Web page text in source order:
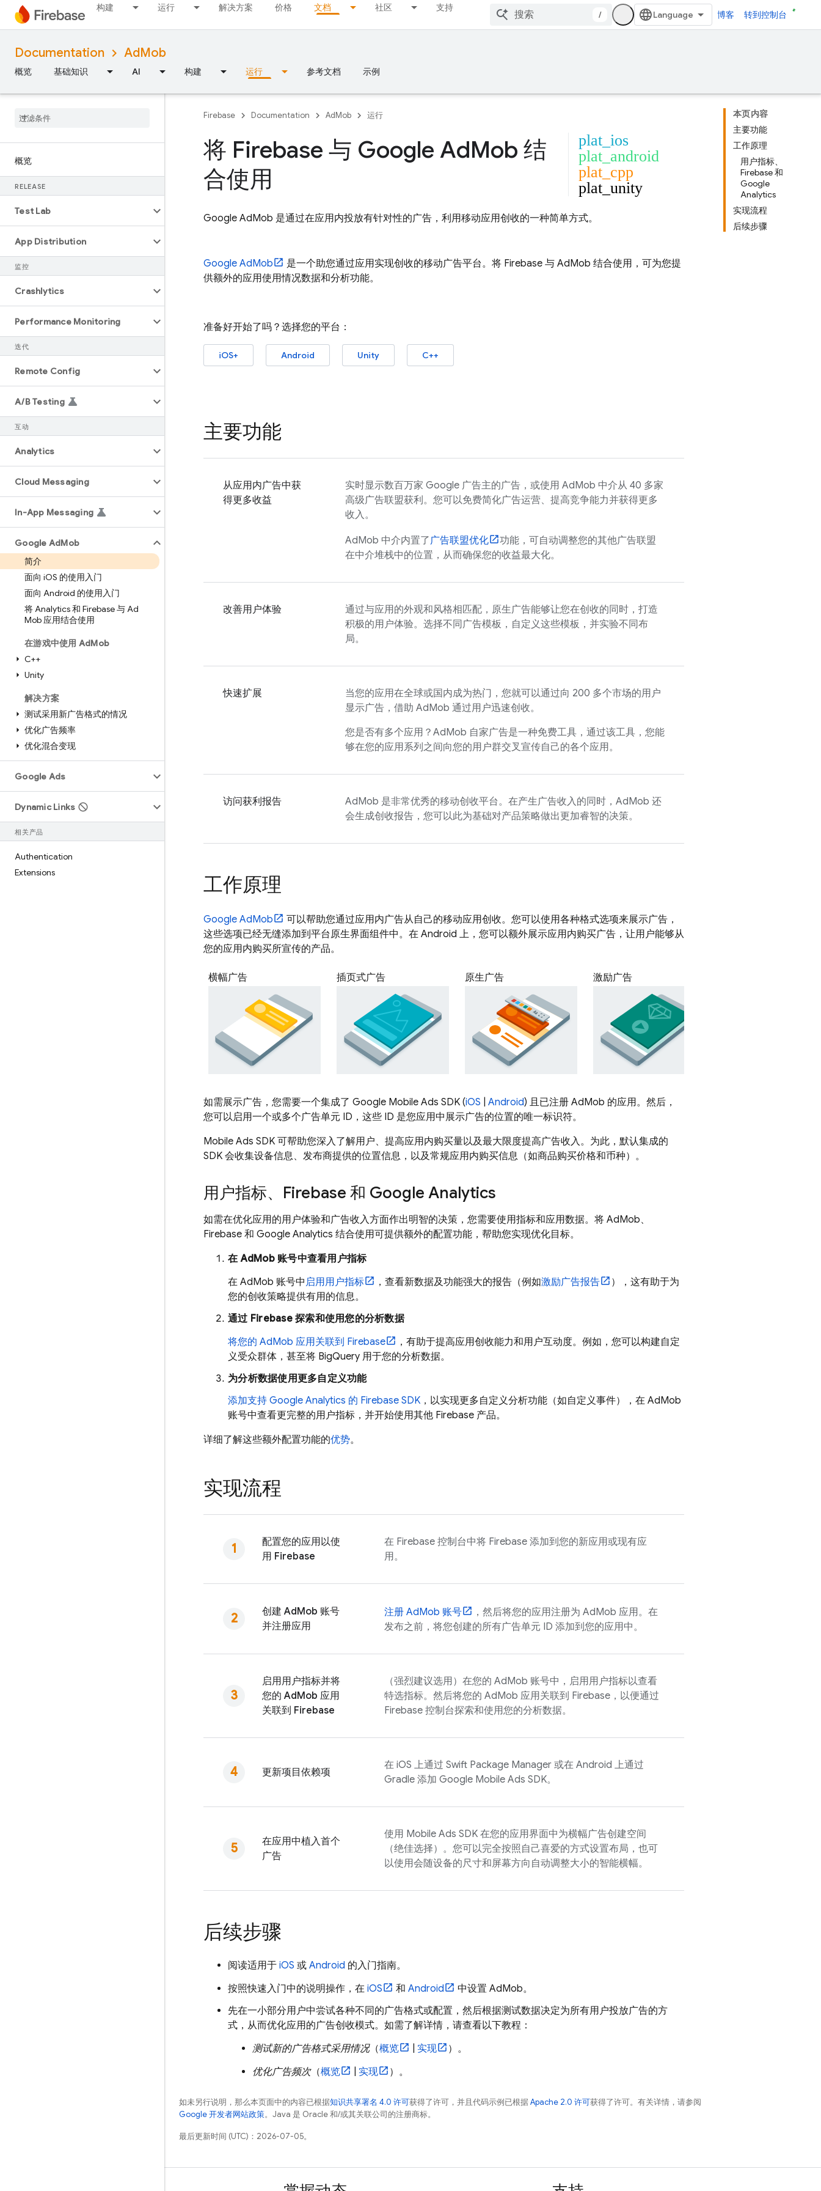
构建 运行 解决方案 价格 文档 社区 支持
/ 博客 转到控制台
Documentation AdMob
概览 基础知识 AI 构建 运行 参考文档 示例
概览
RELEASE
Test Lab
App Distribution
监控
Crashlytics
Performance Monitoring
迭代
Remote Config
A/B Testing
互动
Analytics
Cloud Messaging
In-App Messaging
Google AdMob
简介
面向 iOS 的使用入门
面向 Android 的使用入门
将 Analytics 和 Firebase 与 Ad
Mob 应用结合使用
在游戏中使用 AdMob
C++
Unity
解决方案
测试采用新广告格式的情况
优化广告频率
优化混合变现
Google Ads
Dynamic Links
相关产品
Authentication
Extensions
本页内容
主要功能
工作原理
用户指标、
Firebase 和
Google
Analytics
实现流程
后续步骤
Firebase Documentation AdMob 运行
将 Firebase 与 Google AdMob 结
合使用
plat_ios
plat_android
plat_cpp
plat_unity
Google AdMob 是通过在应用内投放有针对性的广告，利用移动应用创收的一种简单方式。
Google AdMob 是一个助您通过应用实现创收的移动广告平台。将 Firebase 与 AdMob 结合使用，可为您提
供额外的应用使用情况数据和分析功能。
准备好开始了吗？选择您的平台：
iOS+ Android Unity C++
主要功能
从应用内广告中获
得更多收益
实时显示数百万家 Google 广告主的广告，或使用 AdMob 中介从 40 多家
高级广告联盟获利。您可以免费简化广告运营、提高竞争能力并获得更多
收入。
AdMob 中介内置了广告联盟优化
功能，可自动调整您的其他广告联盟
在中介堆栈中的位置，从而确保您的收益最大化。
改善用户体验
通过与应用的外观和风格相匹配，原生广告能够让您在创收的同时，打造
积极的用户体验。选择不同广告模板，自定义这些模板，并实验不同布
局。
快速扩展
当您的应用在全球或国内成为热门，您就可以通过向 200 多个市场的用户
显示广告，借助 AdMob 通过用户迅速创收。
您是否有多个应用？ AdMob 自家广告是一种免费工具，通过该工具，您能
够在您的应用系列之间向您的用户群交叉宣传自己的各个应用。
访问获利报告 AdMob 是非常优秀的移动创收平台。在产生广告收入的同时， AdMob 还
会生成创收报告，您可以此为基础对产品策略做出更加睿智的决策。
工作原理
Google AdMob
可以帮助您通过应用内广告从自己的移动应用创收。您可以使用各种格式选项来展示广告，
这些选项已经无缝添加到平台原生界面组件中。在 Android 上，您可以额外展示应用内购买广告，让用户能够从
您的应用内购买所宣传的产品。
横幅广告 插页式广告 原生广告 激励广告
如需展示广告，您需要一个集成了 Google Mobile Ads SDK (iOS Android) 且已注册 AdMob 的应用。然后，
您可以启用一个或多个广告单元 ID，这些 ID 是您应用中展示广告的位置的唯一标识符。
Mobile Ads SDK 可帮助您深入了解用户、提高应用内购买量以及最大限度提高广告收入。为此，默认集成的
SDK 会收集设备信息、发布商提供的位置信息，以及常规应用内购买信息（如商品购买价格和币种）。
用户指标、Firebase 和 Google Analytics
如需在优化应用的用户体验和广告收入方面作出明智的决策，您需要使用指标和应用数据。将 AdMob、
Firebase 和 Google Analytics 结合使用可提供额外的配置功能，帮助您实现优化目标。
在AdMob账号中查看用户指标
在 AdMob 账号中启用用户指标 ，查看新数据及功能强大的报告（例如激励广告报告
），这有助于为
您的创收策略提供有用的信息。
通过 Firebase 探索和使用您的分析数据
将您的 AdMob 应用关联到 Firebase
，有助于提高应用创收能力和用户互动度。例如，您可以构建自定
义受众群体，甚至将 BigQuery 用于您的分析数据。
为分析数据使用更多自定义功能
添加支持 Google Analytics 的 Firebase SDK ，以实现更多自定义分析功能（如自定义事件），在 AdMob
账号中查看更完整的用户指标，并开始使用其他 Firebase 产品。
详细了解这些额外配置功能的优势。
实现流程
配置您的应用以使
用 Firebase
在 Firebase 控制台中将 Firebase 添加到您的新应用或现有应
用。
创建 AdMob 账号
并注册应用
注册 AdMob 账号 ，然后将您的应用注册为 AdMob 应用。在
发布之前，将您创建的所有广告单元 ID 添加到您的应用中。
启用用户指标并将
您的 AdMob 应用
关联到 Firebase
（强烈建议选用） 在您的 AdMob 账号中，启用用户指标以查看
特选指标。然后将您的 AdMob 应用关联到 Firebase，以便通过
Firebase 控制台探索和使用您的分析数据。
更新项目依赖项
在 iOS 上通过 Swift Package Manager 或在 Android 上通过
Gradle 添加 Google Mobile Ads SDK。
在应用中植入首个
广告
使用 Mobile Ads SDK 在您的应用界面中为横幅广告创建空间
（绝佳选择）。您可以完全按照自己喜爱的方式设置布局，也可
以使用会随设备的尺寸和屏幕方向自动调整大小的智能横幅。
后续步骤
阅读适用于 iOS 或 Android 的入门指南。
按照快速入门中的说明操作，在 iOS 和 Android 中设置 AdMob。
先在一小部分用户中尝试各种不同的广告格式或配置，然后根据测试数据决定为所有用户投放广告的方
式，从而优化应用的广告创收模式。如需了解详情，请查看以下教程：
测试新的广告格式采用情况（概览 实现
）。
优化广告频次（概览 实现 ）。
如未另行说明，那么本页面中的内容已根据知识共享署名 4.0 许可获得了许可，并且代码示例已根据Apache 2.0 许可获得了许可。有关详情，请参阅
Google 开发者网站政策。Java 是 Oracle 和/或其关联公司的注册商标。
最后更新时间 (UTC)：2026-07-05。